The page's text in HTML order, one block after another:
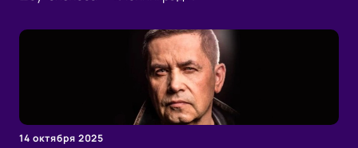
14 октября 2025